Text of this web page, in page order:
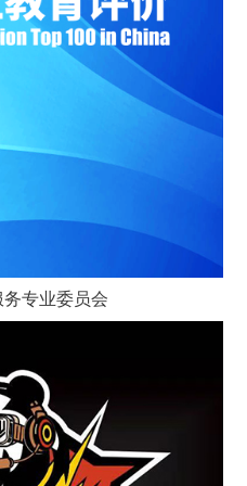
务专业委员会